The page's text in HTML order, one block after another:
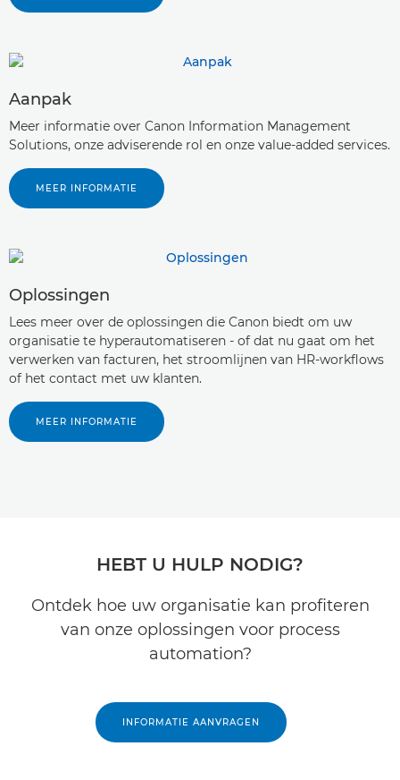
Aanpak
Meer informatie over Canon Information Management
Solutions, onze adviserende rol en onze value-added services.
MEER INFORMATIE
Oplossingen
Lees meer over de oplossingen die Canon biedt om uw
organisatie te hyperautomatiseren - of dat nu gaat om het
verwerken van facturen, het stroomlijnen van HR-workflows
of het contact met uw klanten.
MEER INFORMATIE
HEBT U HULP NODIG?
Ontdek hoe uw organisatie kan profiteren
van onze oplossingen voor process
automation?
INFORMATIE AANVRAGEN